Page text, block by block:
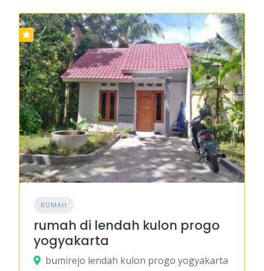
RUMAH
rumah di lendah kulon progo
yogyakarta
bumirejo lendah kulon progo yogyakarta